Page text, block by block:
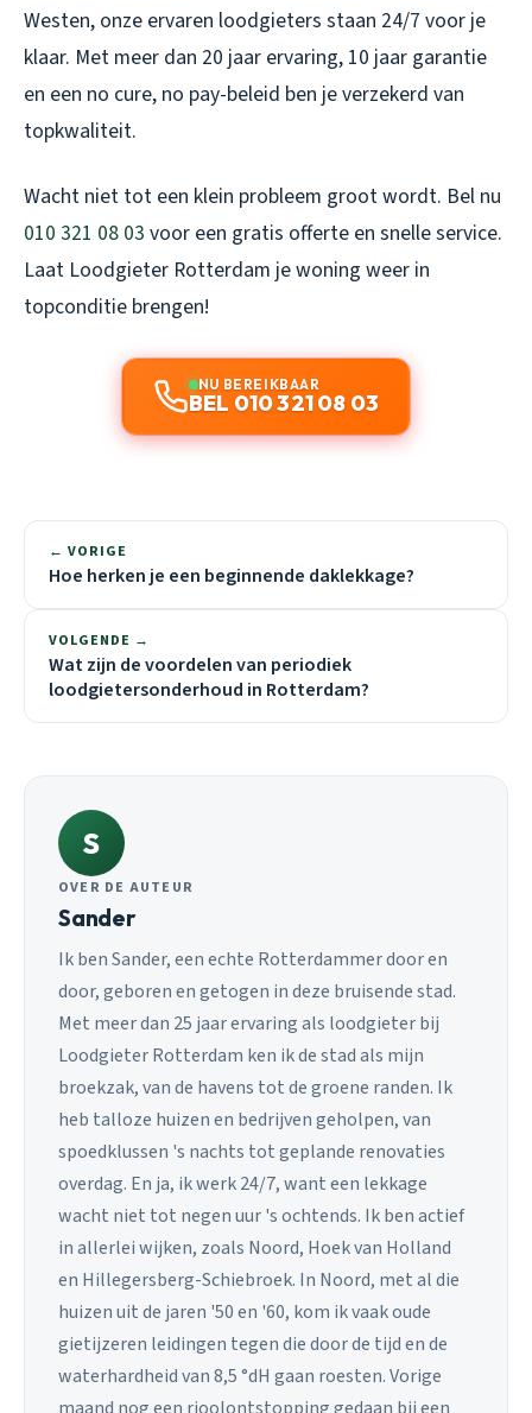
Westen, onze ervaren loodgieters staan 24/7 voor je
klaar. Met meer dan 20 jaar ervaring, 10 jaar garantie
en een no cure, no pay-beleid ben je verzekerd van
topkwaliteit.
Wacht niet tot een klein probleem groot wordt. Bel nu
010 321 08 03 voor een gratis offerte en snelle service.
Laat Loodgieter Rotterdam je woning weer in
topconditie brengen!
NU BEREIKBAAR
BEL 010 321 08 03
← VORIGE
Hoe herken je een beginnende daklekkage?
VOLGENDE →
Wat zijn de voordelen van periodiek
loodgietersonderhoud in Rotterdam?
S
OVER DE AUTEUR
Sander
Ik ben Sander, een echte Rotterdammer door en
door, geboren en getogen in deze bruisende stad.
Met meer dan 25 jaar ervaring als loodgieter bij
Loodgieter Rotterdam ken ik de stad als mijn
broekzak, van de havens tot de groene randen. Ik
heb talloze huizen en bedrijven geholpen, van
spoedklussen 's nachts tot geplande renovaties
overdag. En ja, ik werk 24/7, want een lekkage
wacht niet tot negen uur 's ochtends. Ik ben actief
in allerlei wijken, zoals Noord, Hoek van Holland
en Hillegersberg-Schiebroek. In Noord, met al die
huizen uit de jaren '50 en '60, kom ik vaak oude
gietijzeren leidingen tegen die door de tijd en de
waterhardheid van 8,5 °dH gaan roesten. Vorige